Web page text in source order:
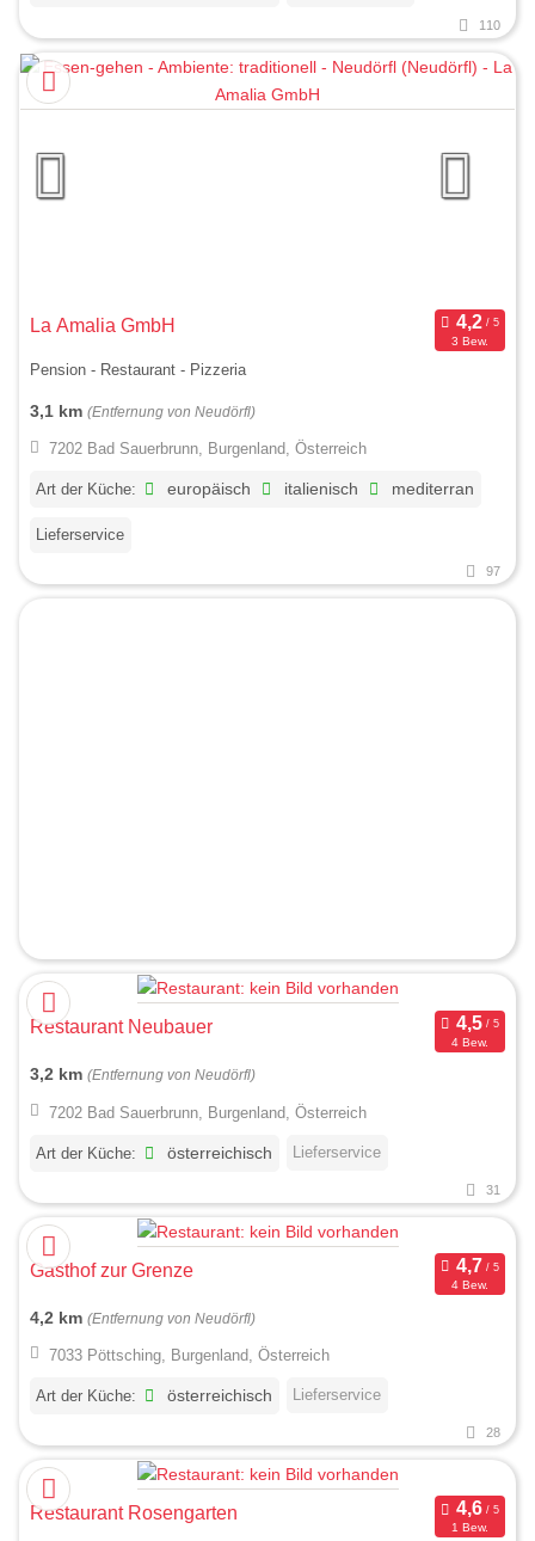
110
La Amalia GmbH
3 Bew.
Pension - Restaurant - Pizzeria
3,1 km (Entfernung von Neudörfl)
7202 Bad Sauerbrunn, Burgenland, Österreich
Art der Küche: europäisch italienisch mediterran
Lieferservice
97
Restaurant Neubauer
4 Bew.
3,2 km (Entfernung von Neudörfl)
7202 Bad Sauerbrunn, Burgenland, Österreich
Art der Küche: österreichisch Lieferservice
31
Gasthof zur Grenze
4 Bew.
4,2 km (Entfernung von Neudörfl)
7033 Pöttsching, Burgenland, Österreich
Art der Küche: österreichisch Lieferservice
28
Restaurant Rosengarten
1 Bew.